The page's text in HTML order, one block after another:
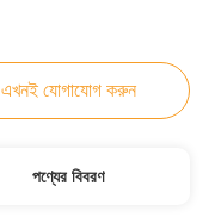
এখনই যোগাযোগ করুন
পণ্যের বিবরণ